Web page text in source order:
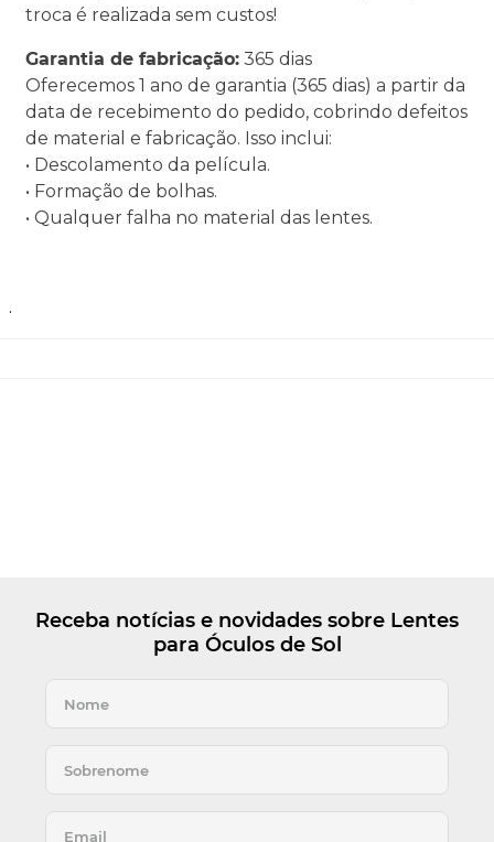
troca é realizada sem custos!
Garantia de fabricação: 365 dias
Oferecemos 1 ano de garantia (365 dias) a partir da
data de recebimento do pedido, cobrindo defeitos
de material e fabricação. Isso inclui:
• Descolamento da película.
• Formação de bolhas.
• Qualquer falha no material das lentes.
.
Receba notícias e novidades sobre Lentes
para Óculos de Sol